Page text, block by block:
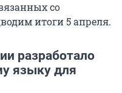
со
итоги 5 апреля.
разработало
языку для